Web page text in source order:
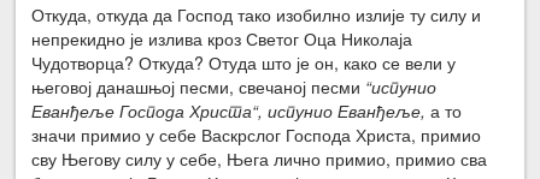
Откуда, откуда да Господ тако изобилно излије ту силу и
непрекидно је излива кроз Светог Оца Николаја
Чудотворца? Откуда? Отуда што је он, како се вели у
његовој данашњој песми, свечаној песми “испунио
Еванђеље Господа Христа“, испунио Еванђеље, а то
значи примио у себе Васкрслог Господа Христа, примио
сву Његову силу у себе, Њега лично примио, примио сва